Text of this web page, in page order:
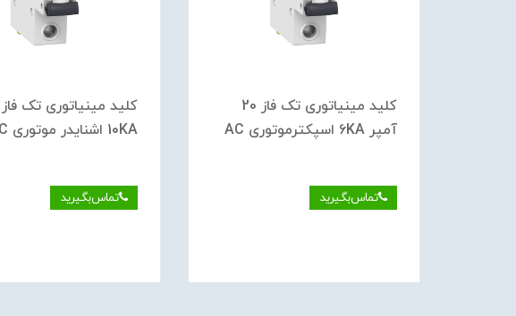
کلید مينياتوری تک فاز 20
آمپر 6KA اسپکترموتوری AC
تماس‌بگیرید
10KA اشنایدر موتوری DC
تماس‌بگیرید